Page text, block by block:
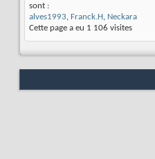
sont :
alves1993, Franck.H, Neckara
Cette page a eu 1 106 visites